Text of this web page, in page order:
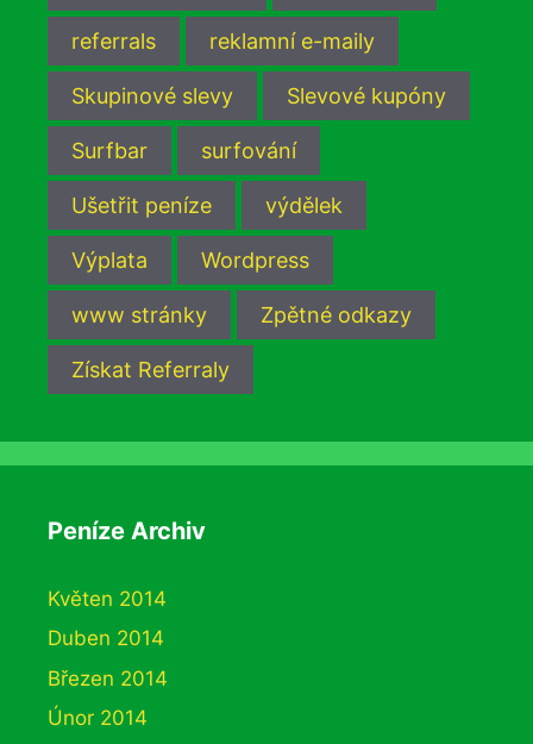
referrals reklamní e-maily
Skupinové slevy Slevové kupóny
Surfbar surfování
Ušetřit peníze výdělek
Výplata Wordpress
www stránky Zpětné odkazy
Získat Referraly
Peníze Archiv
Květen 2014
Duben 2014
Březen 2014
Únor 2014